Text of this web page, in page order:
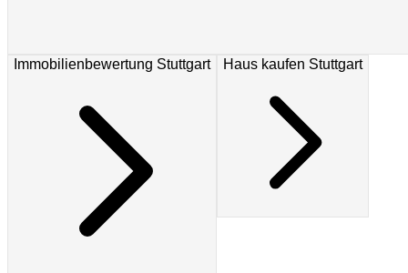
Immobilienbewertung Stuttgart Haus kaufen Stuttgart